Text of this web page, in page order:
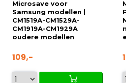
Microsave voor
Samsung modellen |
CM1519A-CM1529A-
CM1919A-CM1929A
oudere modellen
109,-